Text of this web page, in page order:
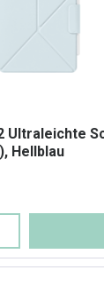
Ultraleichte
Hellblau